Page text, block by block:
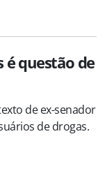
é questão de
de ex-senador
de drogas.